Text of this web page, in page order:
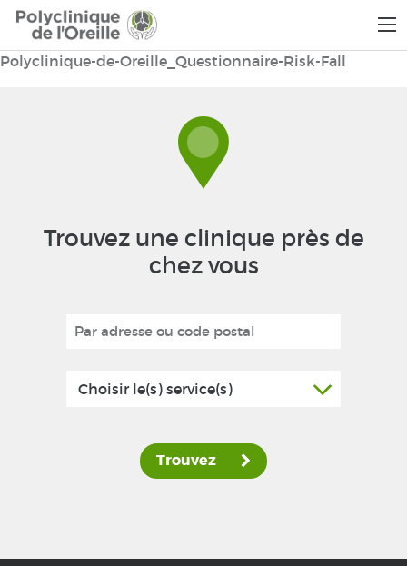
Polyclinique-de-Oreille_Questionnaire-Risk-Fall
Trouvez une clinique près de
chez vous
Choisir le(s) service(s)
Trouvez